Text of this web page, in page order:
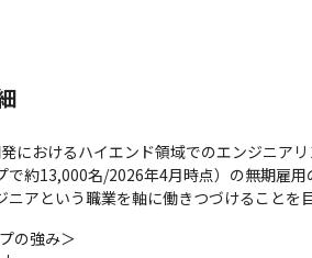
におけるハイエンド領域でのエンジニア
で約13,000名/2026年4月時点）の無期雇
ニアという職業を軸に働きつづけることを
の強み＞